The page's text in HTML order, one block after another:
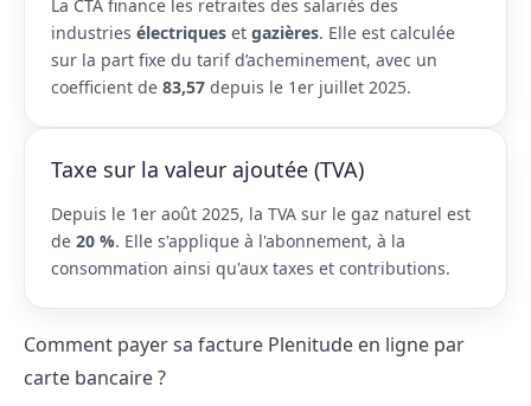
La CTA finance les retraites des salariés des
industries électriques et gazières. Elle est calculée
sur la part fixe du tarif d’acheminement, avec un
coefficient de 83,57 depuis le 1er juillet 2025.
Taxe sur la valeur ajoutée (TVA)
Depuis le 1er août 2025, la TVA sur le gaz naturel est
de 20 %. Elle s'applique à l'abonnement, à la
consommation ainsi qu'aux taxes et contributions.
Comment payer sa facture Plenitude en ligne par
carte bancaire ?